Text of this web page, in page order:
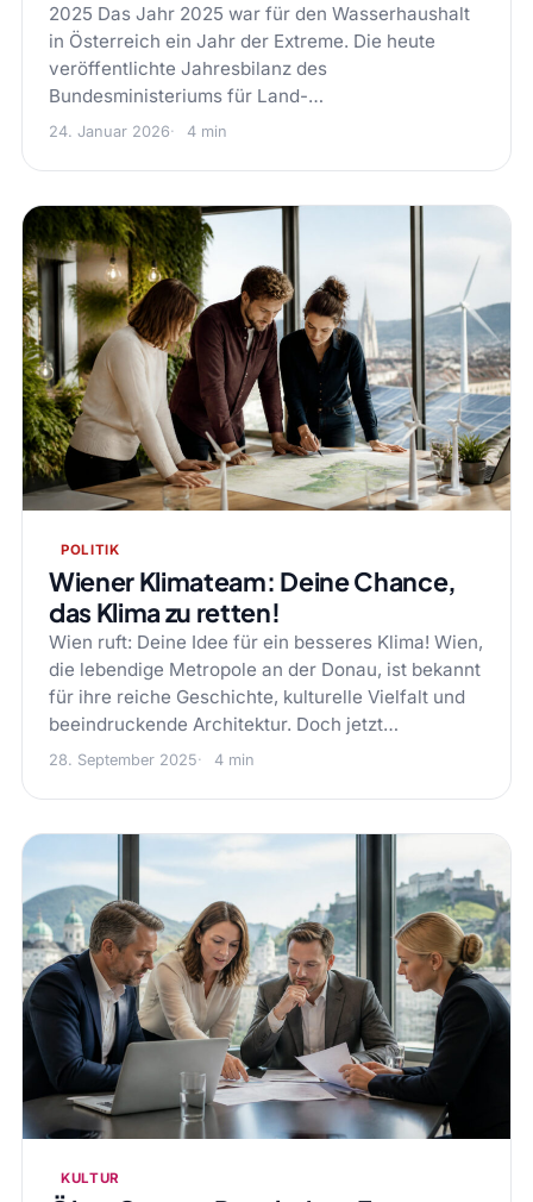
2025 Das Jahr 2025 war für den Wasserhaushalt
in Österreich ein Jahr der Extreme. Die heute
veröffentlichte Jahresbilanz des
Bundesministeriums für Land-…
24. Januar 2026 4 min
POLITIK
Wiener Klimateam: Deine Chance,
das Klima zu retten!
Wien ruft: Deine Idee für ein besseres Klima! Wien,
die lebendige Metropole an der Donau, ist bekannt
für ihre reiche Geschichte, kulturelle Vielfalt und
beeindruckende Architektur. Doch jetzt…
28. September 2025 4 min
KULTUR